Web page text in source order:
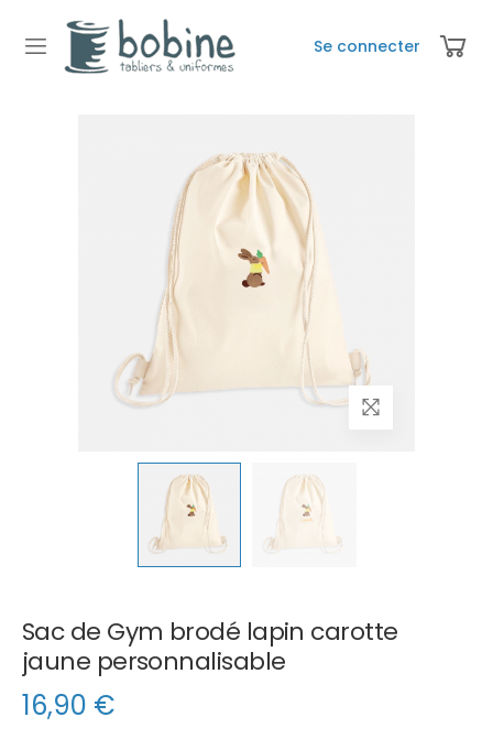
Se connecter
Sac de Gym brodé lapin carotte
jaune personnalisable
16,90 €